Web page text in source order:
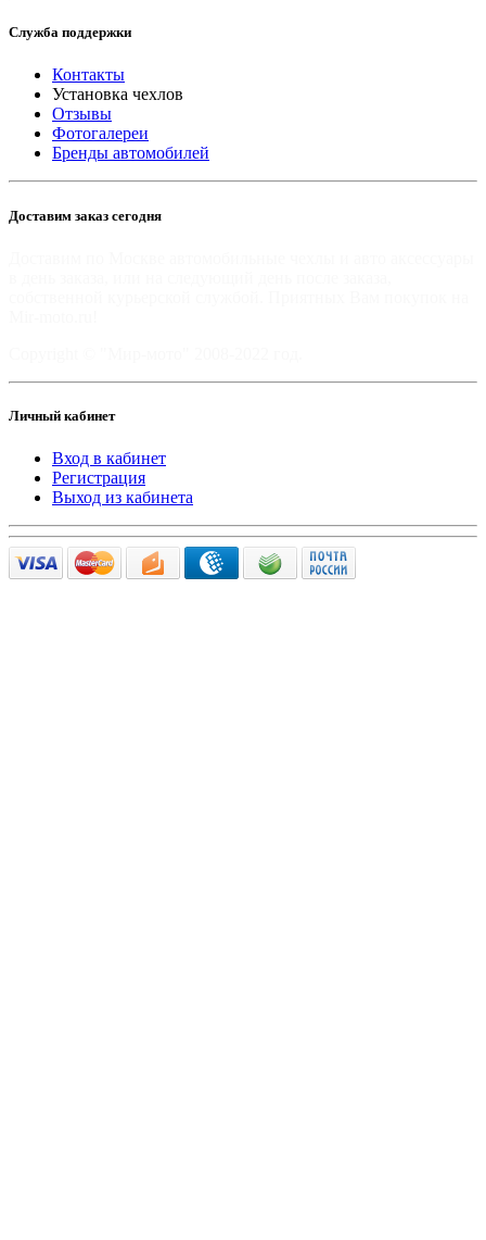
Служба поддержки
Контакты
Установка чехлов
Отзывы
Фотогалереи
Бренды автомобилей
Доставим заказ сегодня
Личный кабинет
Вход в кабинет
Регистрация
Выход из кабинета